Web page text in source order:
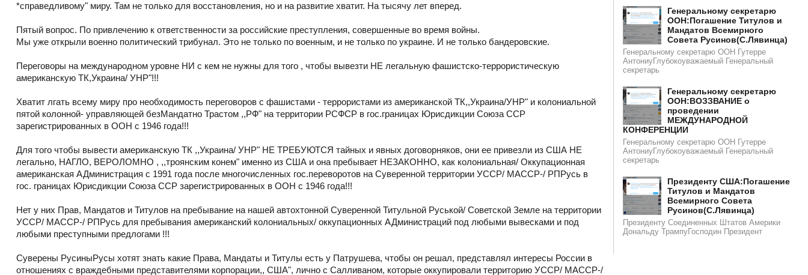
*справедливому" миру. Там не только для восстановления, но и на развитие хватит. На тысячу лет вперед.
Пятый вопрос. По привлечению к ответственности за российские преступления, совершенные во время войны.
Мы уже открыли военно политический трибунал. Это не только по военным, и не только по украине. И не только бандеровские.
Переговоры на международном уровне НИ с кем не нужны для того , чтобы вывезти НЕ легальную фашистско-террористическую
американскую ТК,Украина/ УНР"!!!
Хватит лгать всему миру про необходимость переговоров с фашистами - террористами из американской ТК,,Украина/УНР" и колониальной
пятой колонной- управляющей безМандатно Трастом ,,РФ" на территории РСФСР в гос.границах Юрисдикции Союза ССР
зарегистрированных в ООН с 1946 года!!!
Для того чтобы вывести американскую ТК ,,Украина/ УНР" НЕ ТРЕБУЮТСЯ тайных и явных договорняков, они ее привезли из США НЕ
легально, НАГЛО, ВЕРОЛОМНО , ,,троянским конем" именно из США и она пребывает НЕЗАКОННО, как колониальная/ Оккупационная
американская АДминистрация с 1991 года после многочисленных гос.переворотов на Суверенной территории УССР/ МАССР-/ РПРусь в
гос. границах Юрисдикции Союза ССР зарегистрированных в ООН с 1946 года!!!
Нет у них Прав, Мандатов и Титулов на пребывание на нашей автохтонной Суверенной Титульной Руськой/ Советской Земле на территории
УССР/ МАССР-/ РПРусь для пребывания американский колониальных/ оккупационных АДминистраций под любыми вывесками и под
любыми преступными предлогами !!!
Суверены РусиныРусы хотят знать какие Права, Мандаты и Титулы есть у Патрушева, чтобы он решал, представлял интересы России в
отношениях с враждебными представителями корпорации,, США", лично с Салливаном, которые оккупировали территорию УССР/ МАССР-/
Генеральному секретарю
ООН:Погашение Титулов и
Мандатов Всемирного
Совета Русинов(С.Лявинца)​​
Генеральному секретарю ООН Гутерре
АнтониуГлубокоуважаемый Генеральный
секретарь
Генеральному секретарю
ООН:ВОЗЗВАНИЕ о
проведении
МЕЖДУНАРОДНОЙ
КОНФЕРЕНЦИИ
Генеральному секретарю ООН Гутерре
АнтониуГлубокоуважаемый Генеральный
секретарь
​​Президенту США:Погашение
Титулов и Мандатов
Всемирного Совета
Русинов(С.Лявинца)​
Президенту Соединенных Штатов Америки
Дональду ТрампуГосподин Пpeзидeнт